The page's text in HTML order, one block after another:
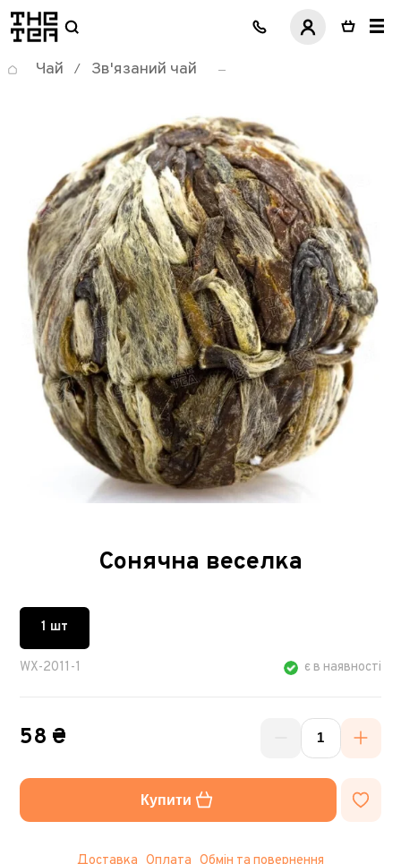
логотип
Чай / Зв'язаний чай
Сонячна веселка
1 шт
WX-2011-1 є в наявності
58 ₴
Купити